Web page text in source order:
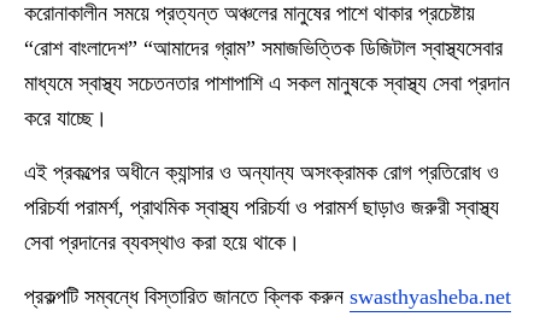
করোনাকালীন সময়ে প্রত্যন্ত অঞ্চলের মানুষের পাশে থাকার প্রচেষ্টায়
“রোশ বাংলাদেশ” “আমাদের গ্রাম” সমাজভিত্তিক ডিজিটাল স্বাস্থ্যসেবার
মাধ্যমে স্বাস্থ্য সচেতনতার পাশাপাশি এ সকল মানুষকে স্বাস্থ্য সেবা প্রদান
করে যাচ্ছে।
এই প্রকল্পের অধীনে ক্যান্সার ও অন্যান্য অসংক্রামক রোগ প্রতিরোধ ও
পরিচর্যা পরামর্শ, প্রাথমিক স্বাস্থ্য পরিচর্যা ও পরামর্শ ছাড়াও জরুরী স্বাস্থ্য
সেবা প্রদানের ব্যবস্থাও করা হয়ে থাকে।
প্রকল্পটি সম্বন্ধে বিস্তারিত জানতে ক্লিক করুন swasthyasheba.net